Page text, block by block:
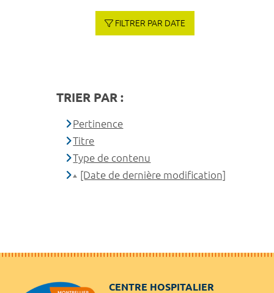
FILTRER PAR DATE
TRIER PAR :
Pertinence
Titre
Type de contenu
[Date de dernière modification]
CENTRE HOSPITALIER